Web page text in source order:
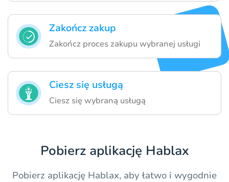
Zakończ zakup
Zakończ proces zakupu wybranej usługi
Ciesz się usługą
Ciesz się wybraną usługą
Pobierz aplikację Hablax
Pobierz aplikację Hablax, aby łatwo i wygodnie